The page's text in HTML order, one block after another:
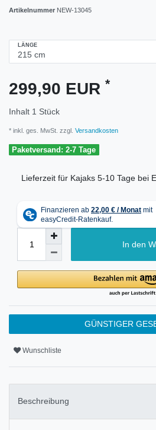
Artikelnummer NEW-13045
LÄNGE
299,90 EUR *
Inhalt 1 Stück
* inkl. ges. MwSt. zzgl. Versandkosten
Paketversand: 2-7 Tage
Lieferzeit für Kajaks 5-10 Tage bei
In den
GÜNSTIGER
Wunschliste
Beschreibung